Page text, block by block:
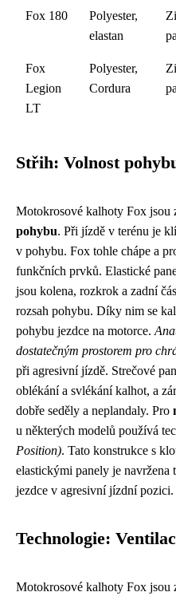
Fox 180
Polyester,
elastan
Fox
Legion
LT
Polyester,
Cordura
Střih: Volnost
Motokrosové kalhoty Fox jsou
pohybu. Při jízdě v terénu je
v pohybu. Fox tohle chápe a
funkčních prvků. Elastické
jsou kolena, rozkrok a zadní
rozsah pohybu. Díky nim se
pohybu jezdce na motorce.
dostatečným prostorem pro
při agresivní jízdě. Strečové
oblékání a svlékání kalhot, a
dobře seděly a neplandaly. Pro
u některých modelů používá
Position). Tato konstrukce s
elastickými panely je
jezdce v agresivní jízdní pozici.
Technologie:
Motokrosové kalhoty Fox jsou